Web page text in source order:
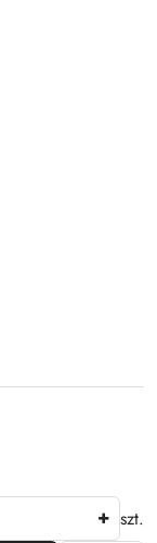
szt.